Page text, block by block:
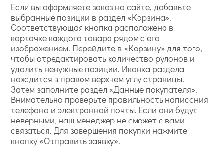
Если вы оформляете заказ на сайте, добавьте
выбранные позиции в раздел «Корзина».
Соответствующая кнопка расположена в
карточке каждого товара рядом с его
изображением. Перейдите в «Корзину» для того,
чтобы отредактировать количество рулонов и
удалить ненужные позиции. Иконка раздела
находится в правом верхнем углу страницы.
Затем заполните раздел «Данные покупателя».
Внимательно проверьте правильность написания
телефона и электронной почты. Если они будут
неверными, наш менеджер не сможет с вами
связаться. Для завершения покупки нажмите
кнопку «Отправить заявку».